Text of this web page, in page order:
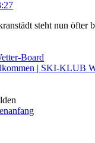
steht nun öfter
Board
| SKI-KLUB